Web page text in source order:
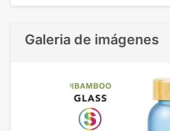
Galeria de imágenes